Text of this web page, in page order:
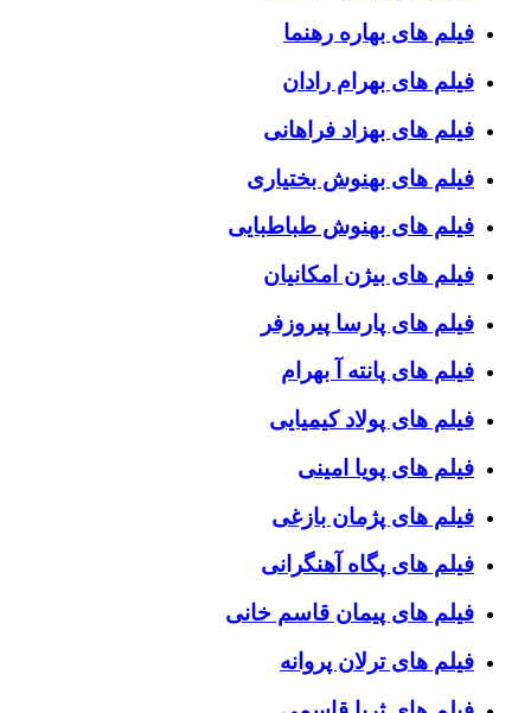
فیلم های بهاره رهنما
فیلم های بهرام رادان
فیلم های بهزاد فراهانی
فیلم های بهنوش بختیاری
فیلم های بهنوش طباطبایی
فیلم های بیژن امکانیان
فیلم های پارسا پیروزفر
فیلم های پانته آ بهرام
فیلم های پولاد کیمیایی
فیلم های پویا امینی
فیلم های پژمان بازغی
فیلم های پگاه آهنگرانی
فیلم های پیمان قاسم خانی
فیلم های ترلان پروانه